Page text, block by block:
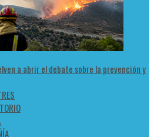
a abrir el debate sobre la prevención y